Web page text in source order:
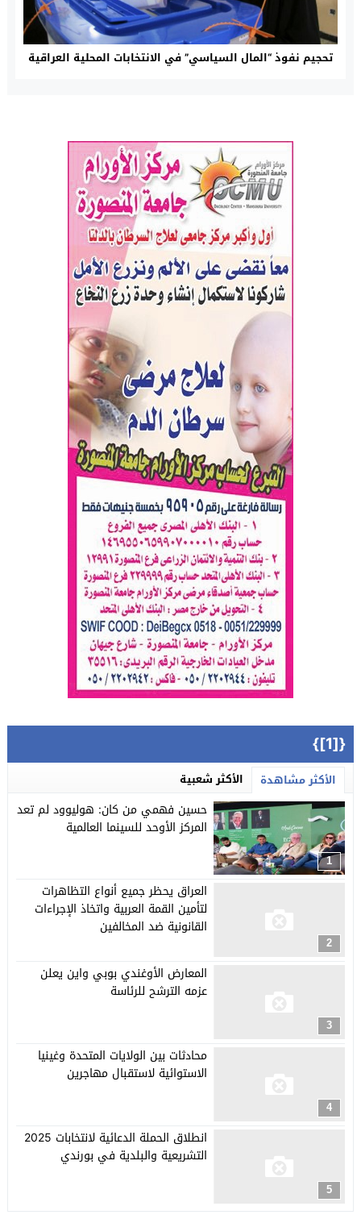
تحجيم نفوذ “المال السياسي” في الانتخابات المحلية العراقية
{[1]}
الأكثر مشاهدة الأكثر شعبية
1
حسين فهمي من كان: هوليوود لم تعد
المركز الأوحد للسينما العالمية
2
العراق يحظر جميع أنواع التظاهرات
لتأمين القمة العربية واتخاذ الإجراءات
القانونية ضد المخالفين
3
المعارض الأوغندي بوبي واين يعلن
عزمه الترشح للرئاسة
4
محادثات بين الولايات المتحدة وغينيا
الاستوائية لاستقبال مهاجرين
5
انطلاق الحملة الدعائية لانتخابات 2025
التشريعية والبلدية في بورندي